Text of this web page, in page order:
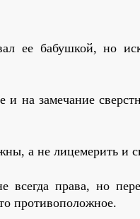
ее бабушкой, но
на замечание
а не лицемерить и
всегда права, но
противоположное.